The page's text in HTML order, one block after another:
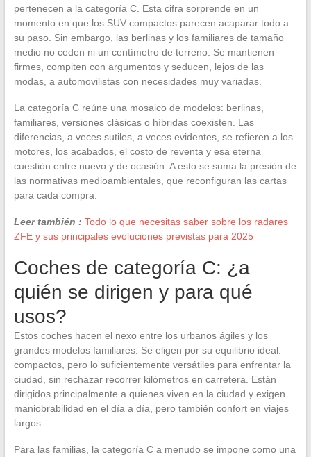
pertenecen a la categoría C. Esta cifra sorprende en un
momento en que los SUV compactos parecen acaparar todo a
su paso. Sin embargo, las berlinas y los familiares de tamaño
medio no ceden ni un centímetro de terreno. Se mantienen
firmes, compiten con argumentos y seducen, lejos de las
modas, a automovilistas con necesidades muy variadas.
La categoría C reúne una mosaico de modelos: berlinas,
familiares, versiones clásicas o híbridas coexisten. Las
diferencias, a veces sutiles, a veces evidentes, se refieren a los
motores, los acabados, el costo de reventa y esa eterna
cuestión entre nuevo y de ocasión. A esto se suma la presión de
las normativas medioambientales, que reconfiguran las cartas
para cada compra.
Leer también : Todo lo que necesitas saber sobre los radares
ZFE y sus principales evoluciones previstas para 2025
Coches de categoría C: ¿a
quién se dirigen y para qué
usos?
Estos coches hacen el nexo entre los urbanos ágiles y los
grandes modelos familiares. Se eligen por su equilibrio ideal:
compactos, pero lo suficientemente versátiles para enfrentar la
ciudad, sin rechazar recorrer kilómetros en carretera. Están
dirigidos principalmente a quienes viven en la ciudad y exigen
maniobrabilidad en el día a día, pero también confort en viajes
largos.
Para las familias, la categoría C a menudo se impone como una